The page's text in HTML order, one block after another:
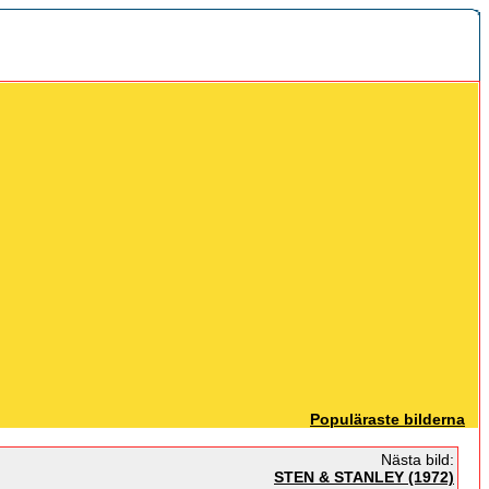
Populäraste bilderna
Nästa bild:
STEN & STANLEY (1972)